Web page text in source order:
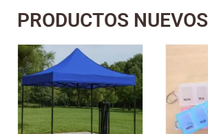
PRODUCTOS NUEVOS